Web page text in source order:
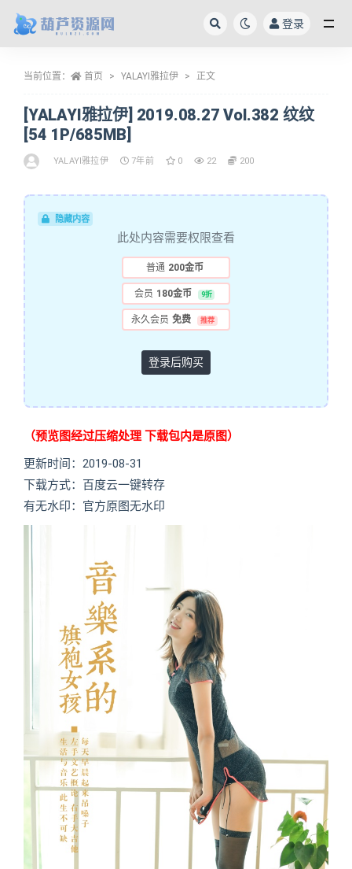
登录
当前位置： 首页 YALAYI雅拉伊 正文
[YALAYI雅拉伊] 2019.08.27 Vol.382 纹纹
[54 1P/685MB]
YALAYI雅拉伊 7年前 0 22 200
隐藏内容
此处内容需要权限查看
普通 200金币
会员 180金币 9折
永久会员 免费 推荐
登录后购买
（预览图经过压缩处理 下载包内是原图）
更新时间：2019-08-31
下载方式：百度云一键转存
有无水印：官方原图无水印